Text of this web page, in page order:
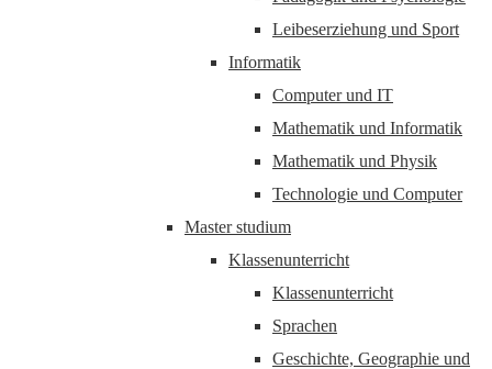
Leibeserziehung und Sport
Informatik
Computer und IT
Mathematik und Informatik
Mathematik und Physik
Technologie und Computer
Master studium
Klassenunterricht
Klassenunterricht
Sprachen
Geschichte, Geographie und